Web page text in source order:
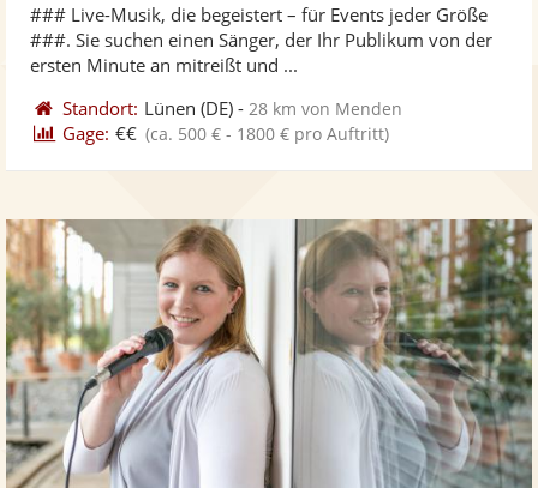
Fotos
5
### Live-Musik, die begeistert – für Events jeder Größe
###. Sie suchen einen Sänger, der Ihr Publikum von der
ersten Minute an mitreißt und ...
Standort: Lünen (DE) - 28 km von Menden
Gage: €€ (ca. 500 € - 1800 € pro Auftritt)